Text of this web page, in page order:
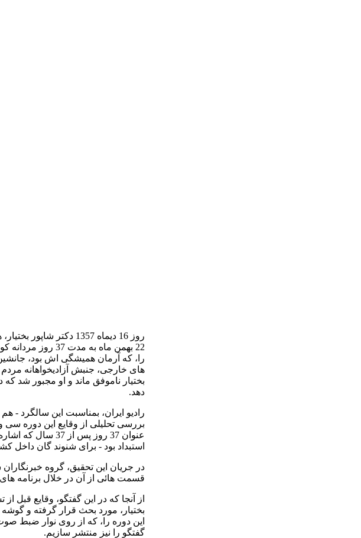
روز 16 ديماه 1357
22 بهمن ماه به
را، كه آرمان هميشگی اش بود،
های خارجی، جنبش آزاديخواهانه مردم
بختيار ناموفق ماند و او مجبور شد
دهد.
راديو ايران، بمناسبت اين سالگرد -
بررسی تحليلی از وقايع اين دوره
عنوان 37 روز
استبداد بود - برای شنوند گان داخل كشور، از 16 ديماه 1360، طی سی و هفت برنامه، بطور
در جريان اين تحقيق، گروه خبرنگاران
قسمت هائی از آن در خلال برنامه
بختيار، مورد بحث قرار گرفته و
اين دوره را، كه از روی نوار ضبط صوت
گفتگو را نيز منتشر سازيم.